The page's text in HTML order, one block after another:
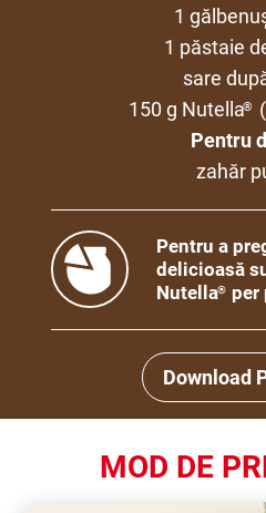
1
1 păstaie
sare
150 g Nutella®
Pentru
zahăr
Pentru a
delicioasă
Nutella® per
Download
MOD DE